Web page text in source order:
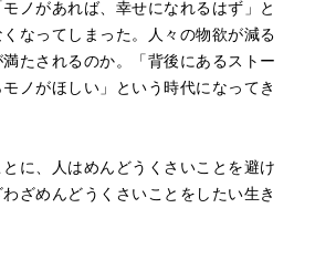
モノがあれば、幸せになれるはず」と
なってしまった。人々の物欲が減る
たされるのか。「背後にあるストー
ノがほしい」という時代になってき
とに、人はめんどうくさいことを避け
ざめんどうくさいことをしたい生き